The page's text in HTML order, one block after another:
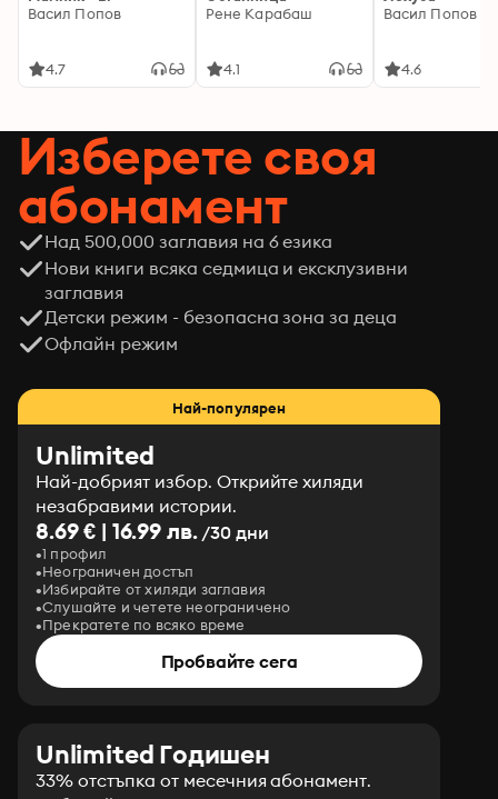
Васил Попов
4.7
Рене Карабаш
4.1
Васил Попов
4.6
Изберете своя
абонамент
Над 500,000 заглавия на 6 езика
Нови книги всяка седмица и ексклузивни
заглавия
Детски режим - безопасна зона за деца
Офлайн режим
Най-популярен
Unlimited
Най-добрият избор. Открийте хиляди
незабравими истории.
8.69 € | 16.99 лв./30 дни
1 профил
Неограничен достъп
Избирайте от хиляди заглавия
Слушайте и четете неограничено
Прекратете по всяко време
Пробвайте сега
Unlimited Годишен
33% отстъпка от месечния абонамент.